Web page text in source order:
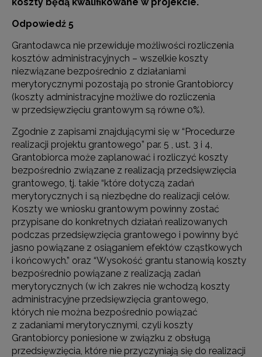
Odpowiedź 5
Grantodawca nie przewiduje możliwości rozliczenia
kosztów administracyjnych – wszelkie koszty
niezwiązane bezpośrednio z działaniami
merytorycznymi pozostają po stronie Grantobiorcy
(koszty administracyjne możliwe do rozliczenia
w przedsięwzięciu grantowym są równe 0%).
Zgodnie z zapisami znajdującymi się w “Procedurze
realizacji projektu grantowego” par. 5 , ust. 3 i 4,
Grantobiorca może zaplanować i rozliczyć koszty
bezpośrednio związane z realizacją przedsięwzięcia
grantowego, tj. takie “które dotyczą zadań
merytorycznych i są niezbędne do realizacji celów.
Koszty we wniosku grantowym powinny zostać
przypisane do konkretnych działań realizowanych
podczas przedsięwzięcia grantowego i powinny być
jasno powiązane z osiąganiem efektów cząstkowych
i końcowych.” oraz “Wysokość grantu stanowią koszty
bezpośrednio powiązane z realizacją zadań
merytorycznych (w ich zakres nie wchodzą koszty
administracyjne przedsięwzięcia grantowego,
których nie można bezpośrednio powiązać
z zadaniami merytorycznymi, czyli koszty
Grantobiorcy poniesione w związku z obsługą
przedsięwzięcia, które nie przyczyniają się do realizacji